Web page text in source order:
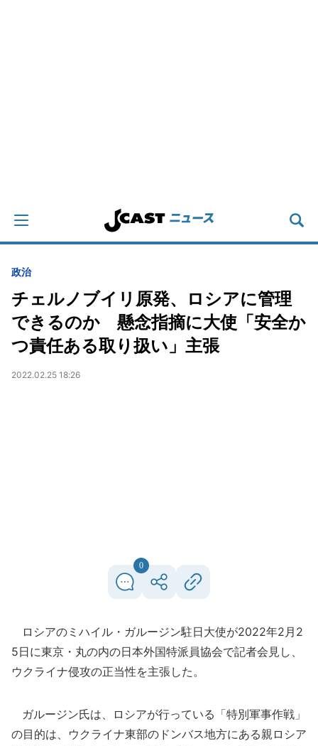
政治
チェルノブイリ原発、ロシアに管理
できるのか 懸念指摘に大使「安全か
つ責任ある取り扱い」主張
2022.02.25 18:26
0
ロシアのミハイル・ガルージン駐日大使が2022年2月2
5日に東京・丸の内の日本外国特派員協会で記者会見し、
ウクライナ侵攻の正当性を主張した。
ガルージン氏は、ロシアが行っている「特別軍事作戦」
の目的は、ウクライナ東部のドンバス地方にある親ロシア